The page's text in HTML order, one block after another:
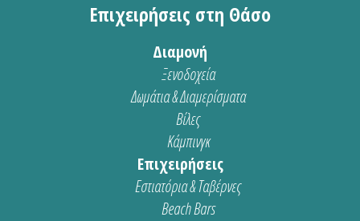
Επιχειρήσεις στη Θάσο
Διαμονή
Ξενοδοχεία
Δωμάτια & Διαμερίσματα
Βίλες
Κάμπινγκ
Επιχειρήσεις
Εστιατόρια & Ταβέρνες
Beach Bars